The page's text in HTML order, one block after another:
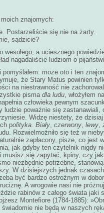
znajomych:
Postarzeliście się nie na żarty.
sądzicie?
wesołego, a uciesznego
nagadaliście ludziom o
pomyślałem: może oto i ten
że Stary Matus powinien
na niestrawność nie
pismadla ludu, włożyłem
człowieka pewnym
ludzie poważnie się
Widzę niestety, że
polityka. Biały, czerwony, lewy,
Rozwielmożniło się też w
zapłacony, pisze, co jest
jak gdyby ten czytelnik nigdy
się zapytać, kpiny, czy
niezbędnie potrzebne,
W dzisiejszych jednak
być bardzo ostrożnym w
A wrogowie nasi nie
rabinów z całego świata jaki
Montefiore (1784-1885):
świadomie nie będą w naszych